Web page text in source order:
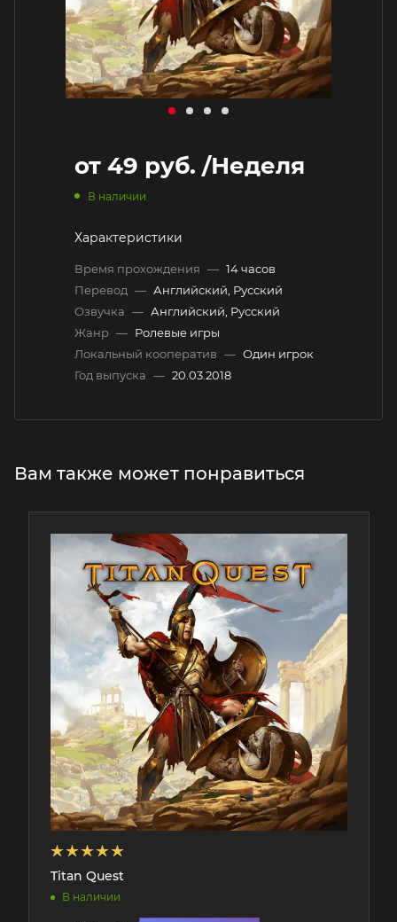
от 49 руб. /Неделя
В наличии
Характеристики
Время прохождения — 14 часов
Перевод — Английский, Русский
Озвучка — Английский, Русский
Жанр — Ролевые игры
Локальный кооператив — Один игрок
Год выпуска — 20.03.2018
Вам также может понравиться
Titan Quest
В наличии